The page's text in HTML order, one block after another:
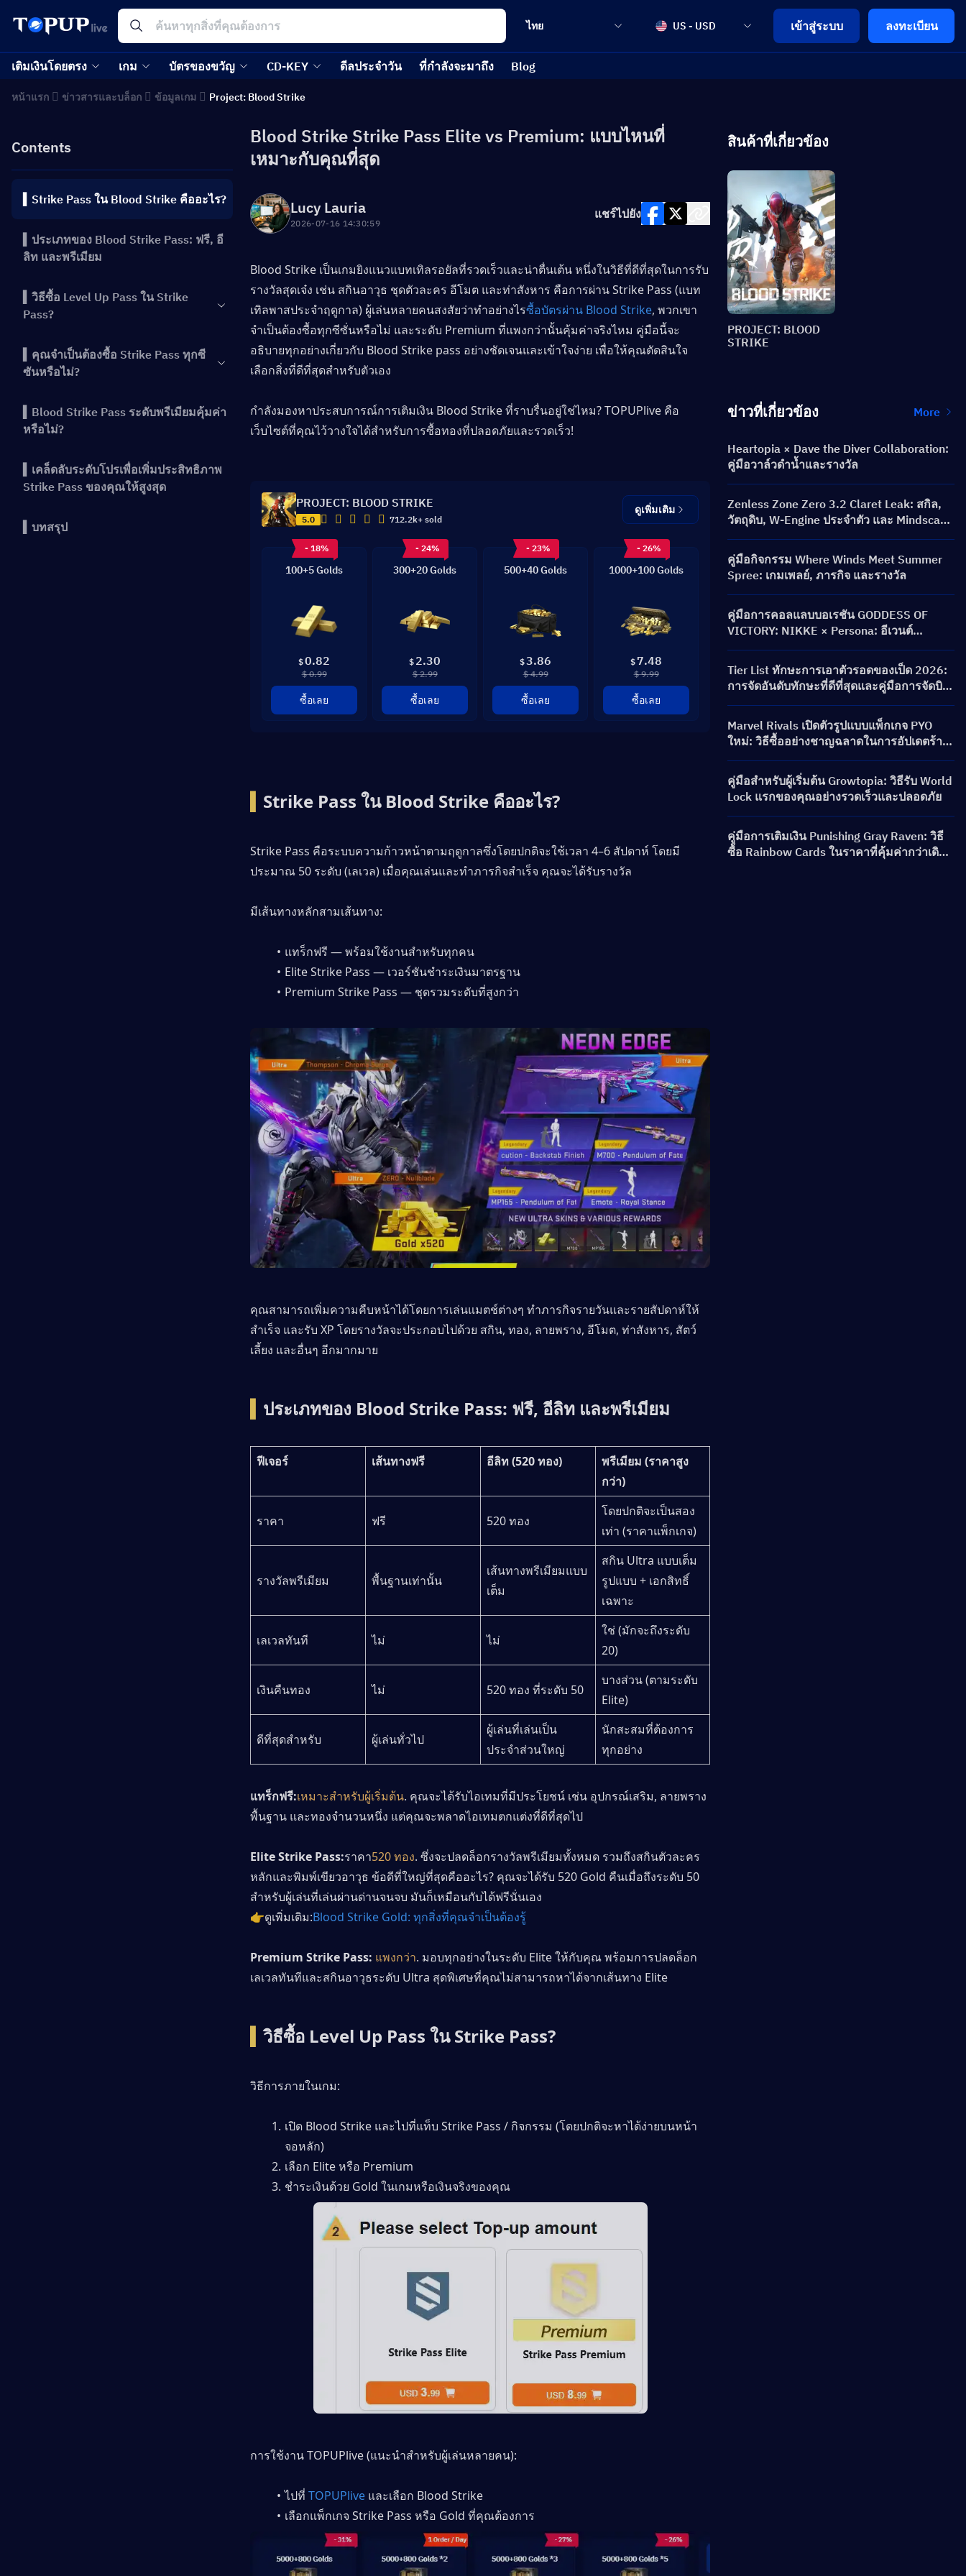
ไทย US - USD เข้าสู่ระบบ ลงทะเบียน
เติมเงินโดยตรง เกม บัตรของขวัญ CD-KEY ดีลประจำวัน ที่กำลังจะมาถึง Blog
หน้าแรก ข่าวสารและบล็อก ข้อมูลเกม Project: Blood Strike
Contents
▍Strike Pass ใน Blood Strike คืออะไร?
▍ประเภทของ Blood Strike Pass: ฟรี, อี
ลิท และพรีเมียม
▍วิธีซื้อ Level Up Pass ใน Strike
Pass?
▍คุณจำเป็นต้องซื้อ Strike Pass ทุกซี
ซันหรือไม่?
▍Blood Strike Pass ระดับพรีเมียมคุ้มค่า
หรือไม่?
▍เคล็ดลับระดับโปรเพื่อเพิ่มประสิทธิภาพ
Strike Pass ของคุณให้สูงสุด
▍บทสรุป
Blood Strike Strike Pass Elite vs Premium: แบบไหนที่
เหมาะกับคุณที่สุด
Lucy Lauria
2026-07-16 14:30:59
แชร์ไปยัง
Blood Strike เป็นเกมยิงแนวแบทเทิลรอยัลที่รวดเร็วและน่าตื่นเต้น หนึ่งในวิธีที่ดีที่สุดในการรับ
รางวัลสุดเจ๋ง เช่น สกินอาวุธ ชุดตัวละคร อีโมต และท่าสังหาร คือการผ่าน Strike Pass (แบท
เทิลพาสประจำฤดูกาล) ผู้เล่นหลายคนสงสัยว่าทำอย่างไรซื้อบัตรผ่าน Blood Strike, พวกเขา
จำเป็นต้องซื้อทุกซีซั่นหรือไม่ และระดับ Premium ที่แพงกว่านั้นคุ้มค่าจริงไหม คู่มือนี้จะ
อธิบายทุกอย่างเกี่ยวกับ Blood Strike pass อย่างชัดเจนและเข้าใจง่าย เพื่อให้คุณตัดสินใจ
เลือกสิ่งที่ดีที่สุดสำหรับตัวเอง
กำลังมองหาประสบการณ์การเติมเงิน Blood Strike ที่ราบรื่นอยู่ใช่ไหม? TOPUPlive คือ
เว็บไซต์ที่คุณไว้วางใจได้สำหรับการซื้อทองที่ปลอดภัยและรวดเร็ว!
PROJECT: BLOOD STRIKE
5.0 712.2k+ sold
ดูเพิ่มเติม
- 18%
100+5 Golds
$0.82
$ 0.99
ซื้อเลย
- 24%
300+20 Golds
$ 2.30
$ 2.99
ซื้อเลย
- 23%
500+40 Golds
$3.86
$ 4.99
ซื้อเลย
- 26%
1000+100 Golds
$ 7.48
$ 9.99
ซื้อเลย
Strike Pass ใน Blood Strike คืออะไร?
Strike Pass คือระบบความก้าวหน้าตามฤดูกาลซึ่งโดยปกติจะใช้เวลา 4–6 สัปดาห์ โดยมี
ประมาณ 50 ระดับ (เลเวล) เมื่อคุณเล่นและทำภารกิจสำเร็จ คุณจะได้รับรางวัล
มีเส้นทางหลักสามเส้นทาง:
แทร็กฟรี — พร้อมใช้งานสำหรับทุกคน
Elite Strike Pass — เวอร์ชันชำระเงินมาตรฐาน
Premium Strike Pass — ชุดรวมระดับที่สูงกว่า
คุณสามารถเพิ่มความคืบหน้าได้โดยการเล่นแมตช์ต่างๆ ทำภารกิจรายวันและรายสัปดาห์ให้
สำเร็จ และรับ XP โดยรางวัลจะประกอบไปด้วย สกิน, ทอง, ลายพราง, อีโมต, ท่าสังหาร, สัตว์
เลี้ยง และอื่นๆ อีกมากมาย
ประเภทของ Blood Strike Pass: ฟรี, อีลิท และพรีเมียม
ฟีเจอร์ เส้นทางฟรี อีลิท (520 ทอง)
พรีเมียม (ราคาสูง
กว่า)
ราคา ฟรี 520 ทอง
โดยปกติจะเป็นสอง
เท่า (ราคาแพ็กเกจ)
รางวัลพรีเมียม พื้นฐานเท่านั้น
เส้นทางพรีเมียมแบบ
เต็ม
สกิน Ultra แบบเต็ม
รูปแบบ + เอกสิทธิ์
เฉพาะ
เลเวลทันที ไม่ ไม่
ใช่ (มักจะถึงระดับ
20)
เงินคืนทอง ไม่ 520 ทอง ที่ระดับ 50
บางส่วน (ตามระดับ
Elite)
ดีที่สุดสำหรับ ผู้เล่นทั่วไป
ผู้เล่นที่เล่นเป็น
ประจำส่วนใหญ่
นักสะสมที่ต้องการ
ทุกอย่าง
แทร็กฟรี:เหมาะสำหรับผู้เริ่มต้น. คุณจะได้รับไอเทมที่มีประโยชน์ เช่น อุปกรณ์เสริม, ลายพราง
พื้นฐาน และทองจำนวนหนึ่ง แต่คุณจะพลาดไอเทมตกแต่งที่ดีที่สุดไป
Elite Strike Pass:ราคา520 ทอง. ซึ่งจะปลดล็อกรางวัลพรีเมียมทั้งหมด รวมถึงสกินตัวละคร
หลักและพิมพ์เขียวอาวุธ ข้อดีที่ใหญ่ที่สุดคืออะไร? คุณจะได้รับ 520 Gold คืนเมื่อถึงระดับ 50
สำหรับผู้เล่นที่เล่นผ่านด่านจนจบ มันก็เหมือนกับได้ฟรีนั่นเอง
👉ดูเพิ่มเติม:Blood Strike Gold: ทุกสิ่งที่คุณจำเป็นต้องรู้
Premium Strike Pass: แพงกว่า. มอบทุกอย่างในระดับ Elite ให้กับคุณ พร้อมการปลดล็อก
เลเวลทันทีและสกินอาวุธระดับ Ultra สุดพิเศษที่คุณไม่สามารถหาได้จากเส้นทาง Elite
▍วิธีซื้อ Level Up Pass ใน Strike Pass?
วิธีการภายในเกม:
เปิด Blood Strike และไปที่แท็บ Strike Pass / กิจกรรม (โดยปกติจะหาได้ง่ายบนหน้า
จอหลัก)
เลือก Elite หรือ Premium
ชำระเงินด้วย Gold ในเกมหรือเงินจริงของคุณ
การใช้งาน TOPUPlive (แนะนำสำหรับผู้เล่นหลายคน):
ไปที่ TOPUPlive และเลือก Blood Strike
เลือกแพ็กเกจ Strike Pass หรือ Gold ที่คุณต้องการ
สินค้าที่เกี่ยวข้อง
PROJECT: BLOOD
STRIKE
ข่าวที่เกี่ยวข้อง More
Heartopia × Dave the Diver Collaboration:
คู่มือวาล์วดำน้ำและรางวัล
Zenless Zone Zero 3.2 Claret Leak: สกิล,
วัตถุดิบ, W-Engine ประจำตัว และ Mindscape
Cinema
คู่มือกิจกรรม Where Winds Meet Summer
Spree: เกมเพลย์, ภารกิจ และรางวัล
คู่มือการคอลแลบบอเรชัน GODDESS OF
VICTORY: NIKKE × Persona: อีเวนต์
PERSONA ON FRONTLINE, ตัวละคร, ตู้คอน
เนคชั่น และรางวัล
Tier List ทักษะการเอาตัวรอดของเป็ด 2026:
การจัดอันดับทักษะที่ดีที่สุดและคู่มือการจัดบิ
ลด์
Marvel Rivals เปิดตัวรูปแบบแพ็กเกจ PYO
ใหม่: วิธีซื้ออย่างชาญฉลาดในการอัปเดตร้าน
ค้าซีซัน 9.5
คู่มือสำหรับผู้เริ่มต้น Growtopia: วิธีรับ World
Lock แรกของคุณอย่างรวดเร็วและปลอดภัย
คู่มือการเติมเงิน Punishing Gray Raven: วิธี
ซื้อ Rainbow Cards ในราคาที่คุ้มค่ากว่าเดิม